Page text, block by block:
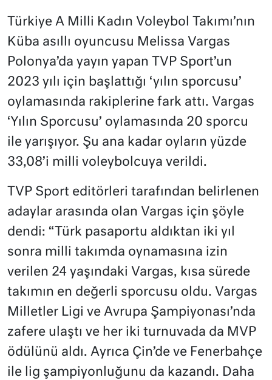
Türkiye A Milli Kadın Voleybol Takımı’nın
Küba asıllı oyuncusu Melissa Vargas
Polonya’da yayın yapan TVP Sport’un
2023 yılı için başlattığı ‘yılın sporcusu’
oylamasında rakiplerine fark attı. Vargas
‘Yılın Sporcusu’ oylamasında 20 sporcu
ile yarışıyor. Şu ana kadar oyların yüzde
33,08’i milli voleybolcuya verildi.
TVP Sport editörleri tarafından belirlenen
adaylar arasında olan Vargas için şöyle
dendi: “Türk pasaportu aldıktan iki yıl
sonra milli takımda oynamasına izin
verilen 24 yaşındaki Vargas, kısa sürede
takımın en değerli sporcusu oldu. Vargas
Milletler Ligi ve Avrupa Şampiyonası’nda
zafere ulaştı ve her iki turnuvada da MVP
ödülünü aldı. Ayrıca Çin’de ve Fenerbahçe
ile lig şampiyonluğunu da kazandı. Daha